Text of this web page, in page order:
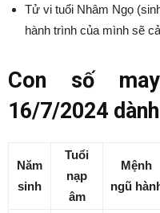
Tử vi tuổi Nhâm Ngọ
hành trình của mình sẽ
Con số
16/7/2024
Năm
sinh
Tuổi
nạp
âm
Mệnh
ngũ